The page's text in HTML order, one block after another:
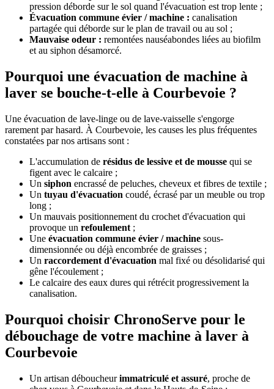
pression déborde sur le sol quand l'évacuation est trop lente ;
Évacuation commune évier / machine : canalisation
partagée qui déborde sur le plan de travail ou au sol ;
Mauvaise odeur : remontées nauséabondes liées au biofilm
et au siphon désamorcé.
Pourquoi une évacuation de machine à
laver se bouche-t-elle à Courbevoie ?
Une évacuation de lave-linge ou de lave-vaisselle s'engorge
rarement par hasard. À Courbevoie, les causes les plus fréquentes
constatées par nos artisans sont :
L'accumulation de résidus de lessive et de mousse qui se
figent avec le calcaire ;
Un siphon encrassé de peluches, cheveux et fibres de textile ;
Un tuyau d'évacuation coudé, écrasé par un meuble ou trop
long ;
Un mauvais positionnement du crochet d'évacuation qui
provoque un refoulement ;
Une évacuation commune évier / machine sous-
dimensionnée ou déjà encombrée de graisses ;
Un raccordement d'évacuation mal fixé ou désolidarisé qui
gêne l'écoulement ;
Le calcaire des eaux dures qui rétrécit progressivement la
canalisation.
Pourquoi choisir ChronoServe pour le
débouchage de votre machine à laver à
Courbevoie
Un artisan déboucheurimmatriculé et assuré, proche de